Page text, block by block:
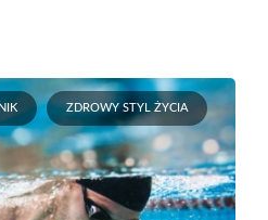
ZDROWY STYL ŻYCIA